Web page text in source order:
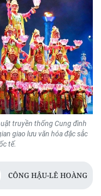
truyền thống Cung đình
giao lưu văn hóa đặc sắc
tế.
CÔNG HẬU-LÊ HOÀNG